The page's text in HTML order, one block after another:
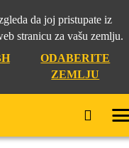
da joj pristupate iz
stranicu za vašu zemlju.
ODABERITE
ZEMLJU
Regupol-6015 H